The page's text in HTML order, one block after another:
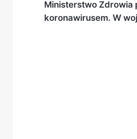
Ministerstwo Zdrowia
koronawirusem. W